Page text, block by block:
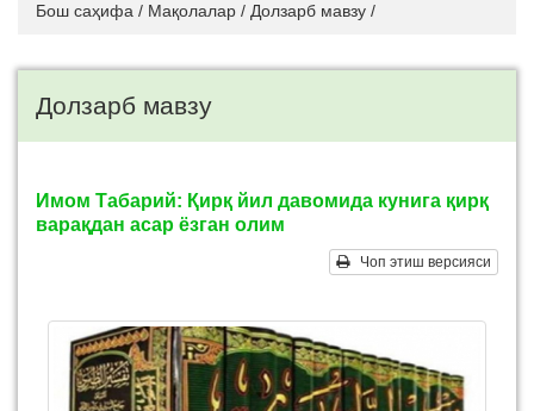
Бош саҳифа / Мақолалар / Долзарб мавзу /
Долзарб мавзу
Имом Табарий: Қирқ йил давомида кунига қирқ
варақдан асар ёзган олим
Чоп этиш версияси